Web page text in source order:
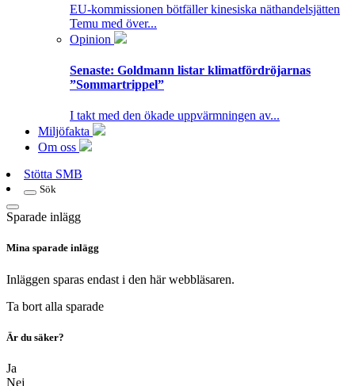
EU-kommissionen bötfäller kinesiska näthandelsjätten
Temu med över...
Opinion
Senaste: Goldmann listar klimatfördröjarnas
”Sommartrippel”
I takt med den ökade uppvärmningen av...
Miljöfakta
Om oss
Stötta SMB
Sök
Sparade inlägg
Mina sparade inlägg
Inläggen sparas endast i den här webbläsaren.
Ta bort alla sparade
Är du säker?
Ja
Nej